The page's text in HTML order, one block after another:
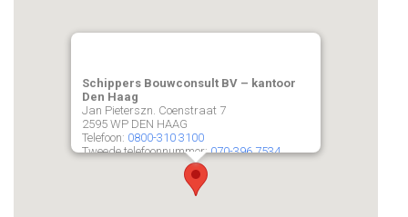
Schippers Bouwconsult BV – kantoor
Den Haag
Jan Pieterszn. Coenstraat 7
2595 WP DEN HAAG
Telefoon: 0800-310 3100
Tweede telefoonnummer:070-396 7534
info@schippers-bouwconsult.nl
https://schippers-bouwconsult.nl/